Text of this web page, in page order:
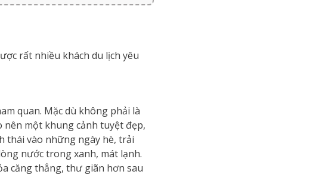
rất nhiều khách du lịch yêu
quan. Mặc dù không phải là
một khung cảnh tuyệt đẹp,
thái vào những ngày hè, trải
nước trong xanh, mát lạnh.
căng thẳng, thư giãn hơn sau